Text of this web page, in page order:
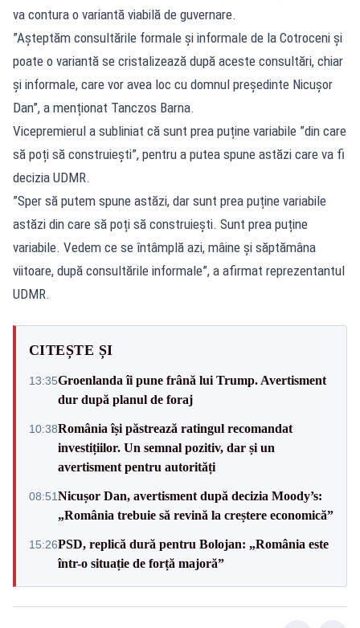
va contura o variantă viabilă de guvernare.
”Așteptăm consultările formale și informale de la Cotroceni și
poate o variantă se cristalizează după aceste consultări, chiar
și informale, care vor avea loc cu domnul președinte Nicușor
Dan”, a menționat Tanczos Barna.
Vicepremierul a subliniat că sunt prea puține variabile ”din care
să poți să construiești”, pentru a putea spune astăzi care va fi
decizia UDMR.
”Sper să putem spune astăzi, dar sunt prea puține variabile
astăzi din care să poți să construiești. Sunt prea puține
variabile. Vedem ce se întâmplă azi, mâine și săptămâna
viitoare, după consultările informale”, a afirmat reprezentantul
UDMR.
CITEȘTE ȘI
13:35Groenlanda îi pune frână lui Trump. Avertisment
dur după planul de foraj
10:38România își păstrează ratingul recomandat
investițiilor. Un semnal pozitiv, dar și un
avertisment pentru autorități
08:51Nicușor Dan, avertisment după decizia Moody’s:
„România trebuie să revină la creștere economică”
15:26PSD, replică dură pentru Bolojan: „România este
într-o situație de forță majoră”